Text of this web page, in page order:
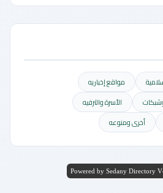
مواقع إخباريه
الأسرة والترفيه
أخرى ومنوعه
Powered by Sedany Directory